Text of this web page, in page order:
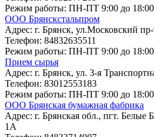
Режим работы: ПН-ПТ 9:00 до 18:00
ООО Брянскстальпром
Адрес: г. Брянск, ул.Московский пр-
Телефон: 84832635511
Режим работы: ПН-ПТ 9:00 до 18:00
Прием сырья
Адрес: г. Брянск, ул. 3-я
Телефон: 83012553183
Режим работы: ПН-ПТ 9:00 до 18:00
ООО Брянская бумажная фабрика
Адрес: г. Брянская обл., пгт. Белые
1А